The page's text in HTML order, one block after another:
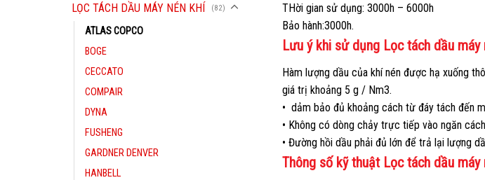
THời gian sử dụng: 3000h – 6000h
Bảo hành:3000h.
Lưu ý khi sử dụng Lọc tách dầu máy
Hàm lượng dầu của khí nén được hạ xuống
giá trị khoảng 5 g / Nm3.
• dảm bảo đủ khoảng cách từ đáy tách đến
• Không có dòng chảy trực tiếp vào ngăn cách
• Đường hồi dầu phải đủ lớn để trả lại lượng
Thông số kỹ thuật Lọc tách dầu máy
LỌC TÁCH DẦU MÁY NÉN KHÍ (82)
ATLAS COPCO
BOGE
CECCATO
COMPAIR
DYNA
FUSHENG
GARDNER DENVER
HANBELL